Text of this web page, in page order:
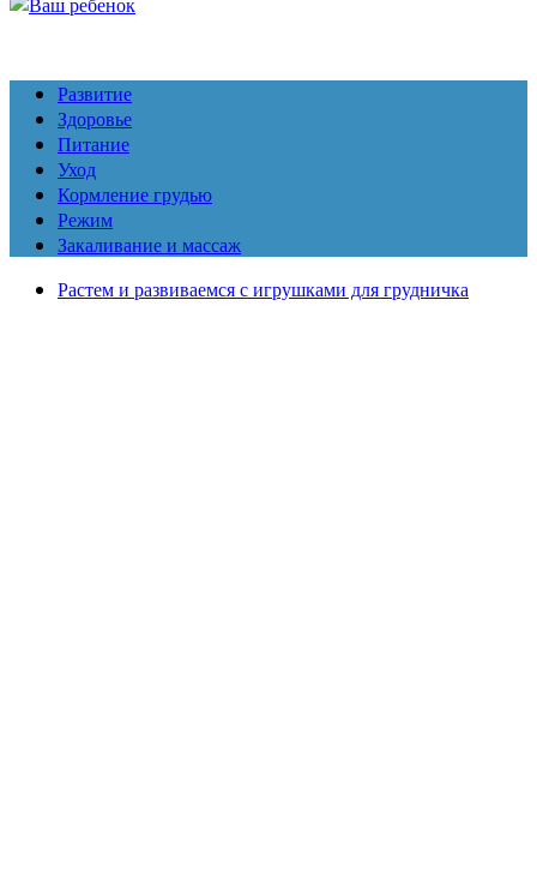
Развитие
Здоровье
Питание
Уход
Кормление грудью
Режим
Закаливание и массаж
Растем и развиваемся с игрушками для грудничка